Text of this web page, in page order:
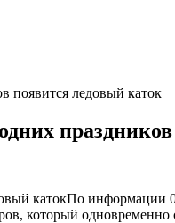
появится ледовый каток
По информации
который